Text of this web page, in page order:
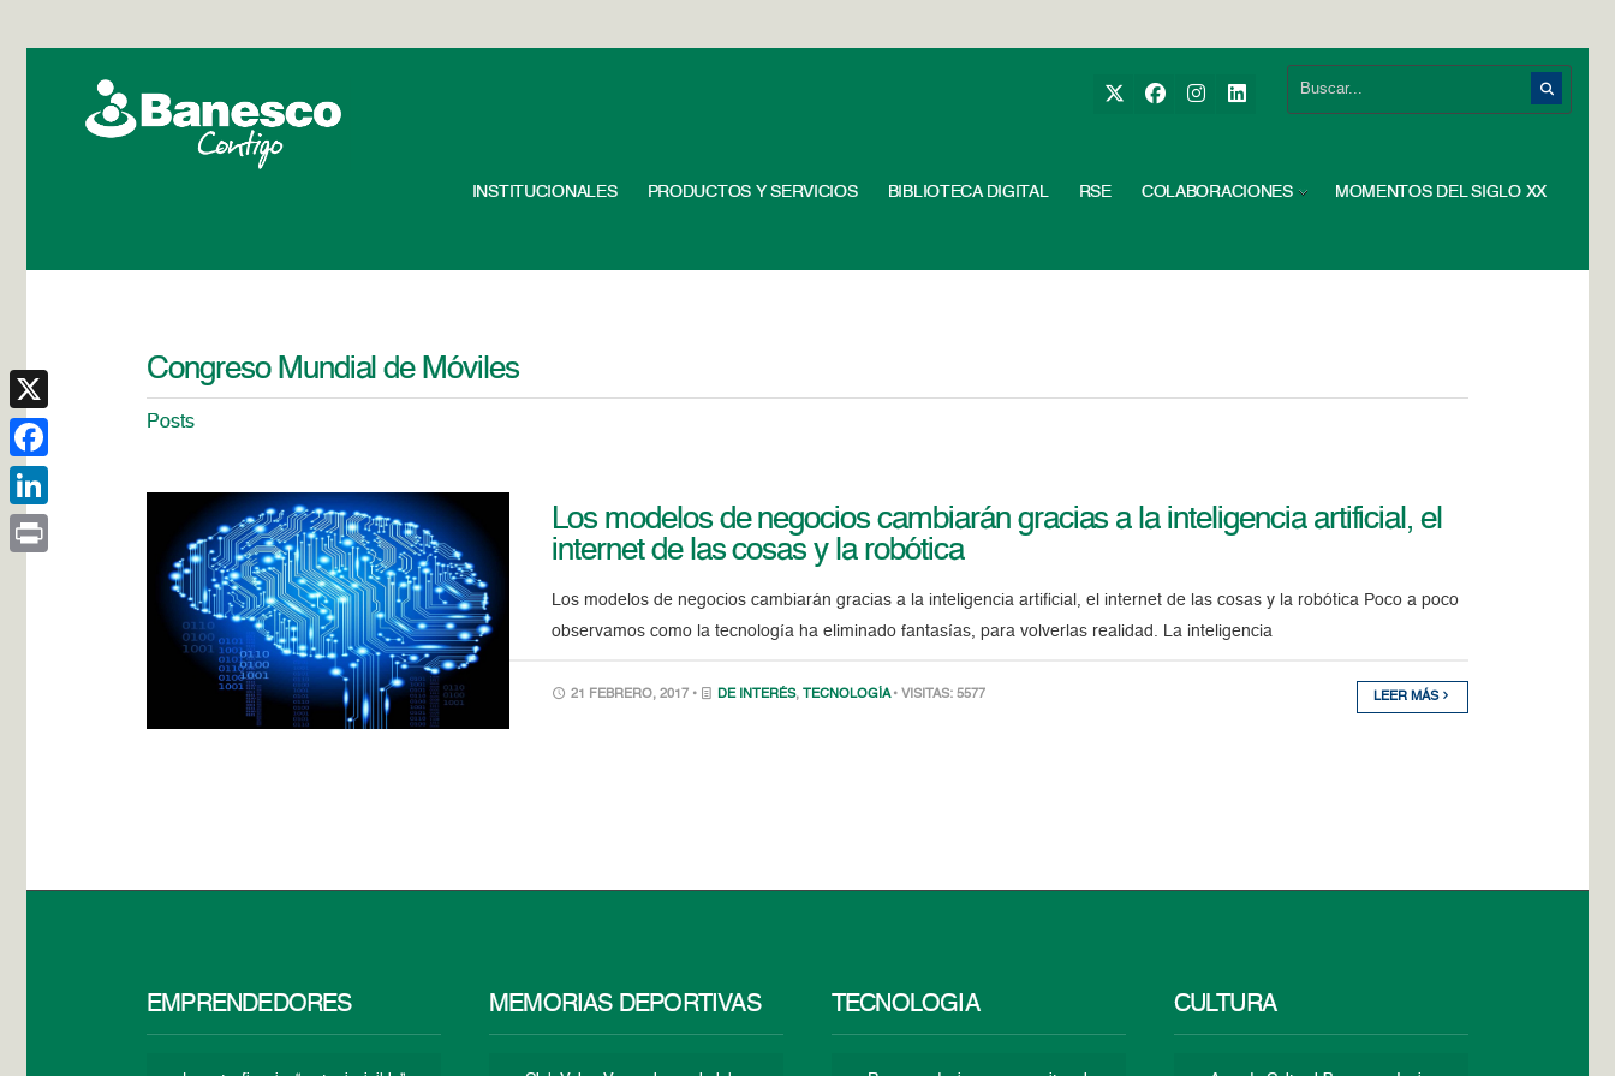
INSTITUCIONALES PRODUCTOS Y SERVICIOS BIBLIOTECA DIGITAL RSE COLABORACIONES MOMENTOS DEL SIGLO XX
Congreso Mundial de Móviles
Posts
Los modelos de negocios cambiarán gracias a la inteligencia artificial, el
internet de las cosas y la robótica
Los modelos de negocios cambiarán gracias a la inteligencia artificial, el internet de las cosas y la robótica Poco a poco
observamos como la tecnología ha eliminado fantasías, para volverlas realidad. La inteligencia
21 FEBRERO, 2017 • DE INTERÉS, TECNOLOGÍA • VISITAS: 5577 LEER MÁS
EMPRENDEDORES MEMORIAS DEPORTIVAS TECNOLOGÍA CULTURA
X
Facebook
LinkedIn